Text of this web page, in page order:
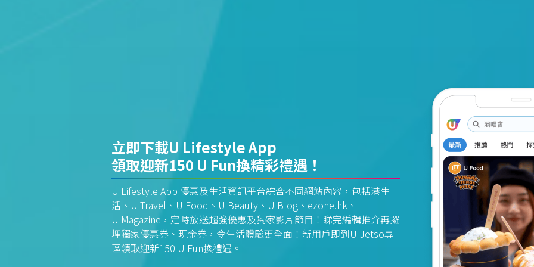
立即下載U Lifestyle App
領取迎新150 U Fun換精彩禮遇！
U Lifestyle App 優惠及生活資訊平台綜合不同網站內容，包括港生
活、U Travel、U Food、U Beauty、U Blog、ezone.hk、
U Magazine，定時放送超強優惠及獨家影片節目！睇完編輯推介再攞
埋獨家優惠券、現金券，令生活體驗更全面！新用戶即到U Jetso專
區領取迎新150 U Fun換禮遇。